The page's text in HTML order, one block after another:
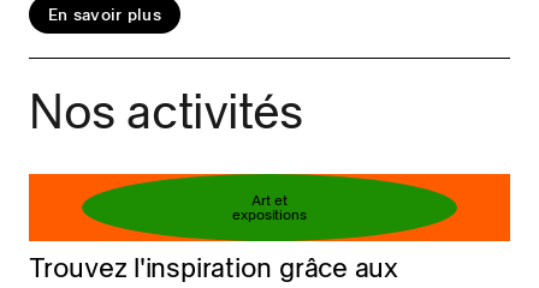
Réservez votre billet
En savoir plus
En savoir plus
Nos activités
Art et
expositions
Trouvez l'inspiration grâce aux